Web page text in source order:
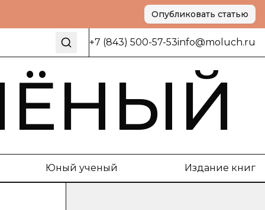
Опубликовать статью
+7 (843) 500-57-53info@moluch.ru
Юный ученый Издание книг